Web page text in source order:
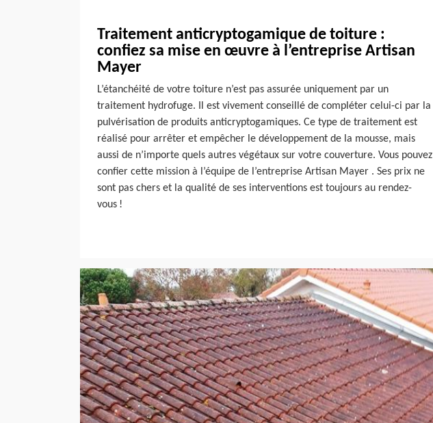
Traitement anticryptogamique de toiture :
confiez sa mise en œuvre à l’entreprise Artisan
Mayer
L’étanchéité de votre toiture n’est pas assurée uniquement par un
traitement hydrofuge. Il est vivement conseillé de compléter celui-ci par la
pulvérisation de produits anticryptogamiques. Ce type de traitement est
réalisé pour arrêter et empêcher le développement de la mousse, mais
aussi de n’importe quels autres végétaux sur votre couverture. Vous pouvez
confier cette mission à l’équipe de l’entreprise Artisan Mayer . Ses prix ne
sont pas chers et la qualité de ses interventions est toujours au rendez-
vous !